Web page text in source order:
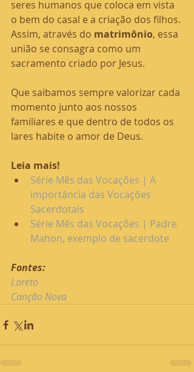
seres humanos que coloca em vista
o bem do casal e a criação dos filhos.
Assim, através do matrimônio, essa
união se consagra como um
sacramento criado por Jesus.
Que saibamos sempre valorizar cada
momento junto aos nossos
familiares e que dentro de todos os
lares habite o amor de Deus.
Leia mais!
Série Mês das Vocações | A
importância das Vocações
Sacerdotais
Série Mês das Vocações | Padre
Mahon, exemplo de sacerdote
Fontes:
Loreto
Canção Nova